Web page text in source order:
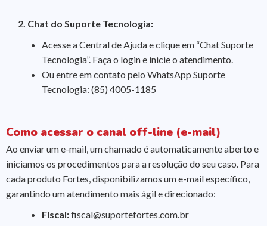
2. Chat do Suporte Tecnologia:
Acesse a Central de Ajuda e clique em “Chat Suporte
Tecnologia”. Faça o login e inicie o atendimento.
Ou entre em contato pelo WhatsApp Suporte
Tecnologia: (85) 4005-1185
Como acessar o canal off-line (e-mail)
Ao enviar um e-mail, um chamado é automaticamente aberto e
iniciamos os procedimentos para a resolução do seu caso. Para
cada produto Fortes, disponibilizamos um e-mail específico,
garantindo um atendimento mais ágil e direcionado:
Fiscal:fiscal@suportefortes.com.br